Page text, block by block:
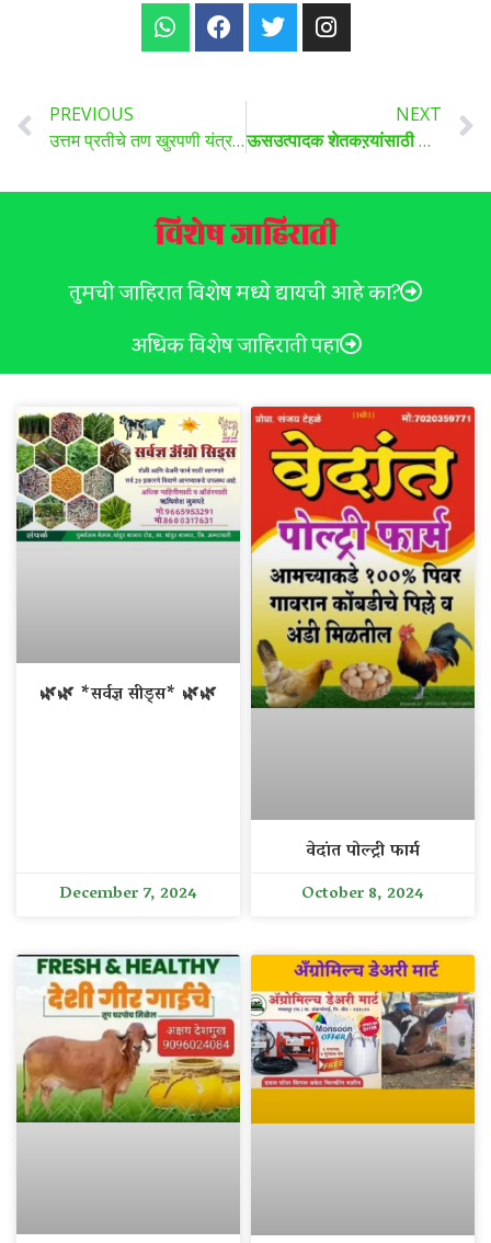
PREVIOUS
उत्तम प्रतीचे तण खुरपणी यंत्र विक्रीसाठी उपलब्ध
NEXT
ऊसउत्पादक शेतकऱयांसाठी आनंदाचीबातमी, ऊस तोडणी यंत्रासाठी मिळणार अनुदान !
विशेष जाहिराती
तुमची जाहिरात विशेष मध्ये द्यायची आहे का?
अधिक विशेष जाहिराती पहा
🌿🌿 *सर्वज्ञ सीड्स* 🌿🌿
December 7, 2024
वेदांत पोल्ट्री फार्म
October 8, 2024